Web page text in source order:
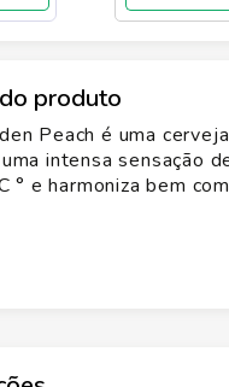
produto
Peach é uma
intensa sensação
° e harmoniza bem